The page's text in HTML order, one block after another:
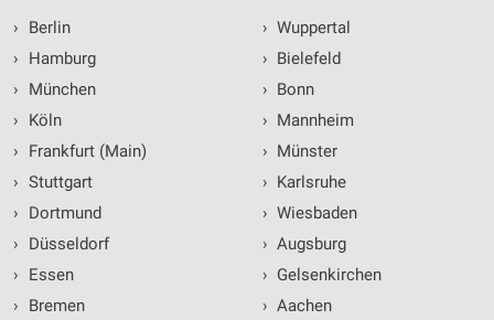
›
Berlin
›
Hamburg
›
München
›
Köln
›
Frankfurt (Main)
› Stuttgart
›
Dortmund
›
Düsseldorf
›
Essen
›
Bremen
› Wuppertal
› Bielefeld
› Bonn
› Mannheim
› Münster
› Karlsruhe
› Wiesbaden
› Augsburg
› Gelsenkirchen
› Aachen
Wir nutzen Ihre Daten für folgende Zwecke:
IAB-Verarbeitungszwecke:
Speichern von oder Zugriff auf Informationen
Verwendung reduzierter Daten zur Auswahl von
Erstellung von Profilen für personalisierte
Werbung
Verwendung von Profilen zur Auswahl
personalisierter Werbung